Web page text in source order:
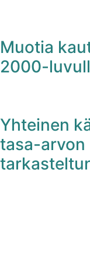
Muotia
2000-
Yhteinen
tasa-arvon